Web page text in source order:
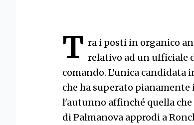
T ra i posti in organico
relativo ad un ufficiale
comando. L'unica candidata
che ha superato
l'autunno affinché quella
di Palmanova approdi a